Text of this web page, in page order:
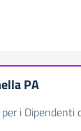
PA
i Dipendenti